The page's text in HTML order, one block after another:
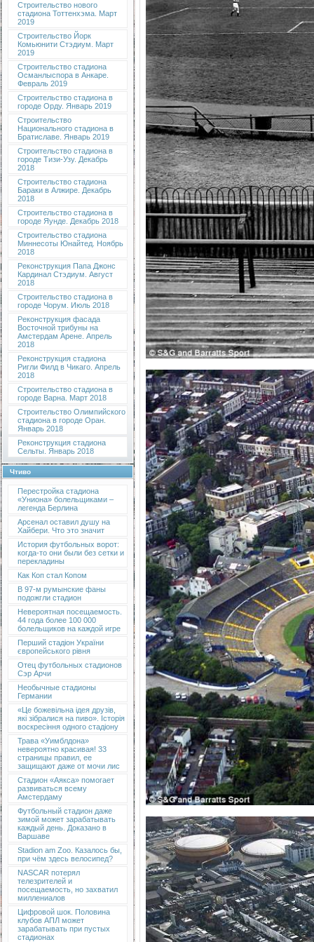
Строительство нового
стадиона Тоттенхэма. Март
2019
Строительство Йорк
Комьюнити Стэдиум. Март
2019
Строительство стадиона
Османлыспора в Анкаре.
Февраль 2019
Строительство стадиона в
городе Орду. Январь 2019
Строительство
Национального стадиона в
Братиславе. Январь 2019
Строительство стадиона в
городе Тизи-Узу. Декабрь
2018
Строительство стадиона
Бараки в Алжире. Декабрь
2018
Строительство стадиона в
городе Яунде. Декабрь 2018
Строительство стадиона
Миннесоты Юнайтед. Ноябрь
2018
Реконструкция Папа Джонс
Кардинал Стэдиум. Август
2018
Строительство стадиона в
городе Чорум. Июль 2018
Реконструкция фасада
Восточной трибуны на
Амстердам Арене. Апрель
2018
Реконструкция стадиона
Ригли Филд в Чикаго. Апрель
2018
Строительство стадиона в
городе Варна. Март 2018
Строительство Олимпийского
стадиона в городе Оран.
Январь 2018
Реконструкция стадиона
Сельты. Январь 2018
Чтиво
Перестройка стадиона
«Униона» болельщиками –
легенда Берлина
Арсенал оставил душу на
Хайбери. Что это значит
История футбольных ворот:
когда-то они были без сетки и
перекладины
Как Коп стал Копом
В 97-м румынские фаны
подожгли стадион
Невероятная посещаемость.
44 года более 100 000
болельщиков на каждой игре
Перший стадіон України
європейського рівня
Отец футбольных стадионов
Сэр Арчи
Необычные стадионы
Германии
«Це божевільна ідея друзів,
які зібралися на пиво». Історія
воскресіння одного стадіону
Трава «Уимблдона»
невероятно красивая! 33
страницы правил, ее
защищают даже от мочи лис
Стадион «Аякса» помогает
развиваться всему
Амстердаму
Футбольный стадион даже
зимой может зарабатывать
каждый день. Доказано в
Варшаве
Stadion am Zoo. Казалось бы,
при чём здесь велосипед?
NASCAR потерял
телезрителей и
посещаемость, но захватил
миллениалов
Цифровой шок. Половина
клубов АПЛ может
зарабатывать при пустых
стадионах